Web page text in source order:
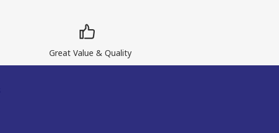
Great Value & Quality